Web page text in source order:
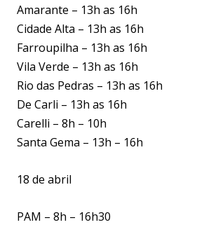
Amarante – 13h as 16h
Cidade Alta – 13h as 16h
Farroupilha – 13h as 16h
Vila Verde – 13h as 16h
Rio das Pedras – 13h as 16h
De Carli – 13h as 16h
Carelli – 8h – 10h
Santa Gema – 13h – 16h
18 de abril
PAM – 8h – 16h30